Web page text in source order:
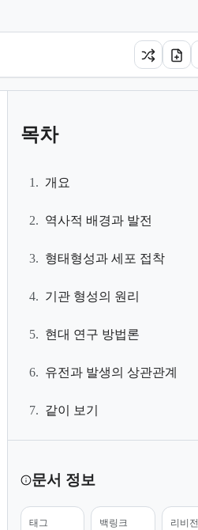
목차
1. 개요
2. 역사적 배경과 발전
3. 형태형성과 세포 접착
4. 기관 형성의 원리
5. 현대 연구 방법론
6. 유전과 발생의 상관관계
7. 같이 보기
문서 정보
태그 백링크 리비전